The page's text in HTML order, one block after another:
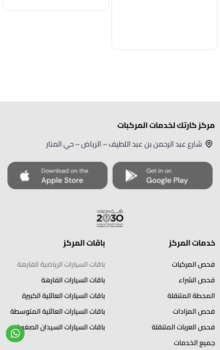
مركز كارتك لخدمات المركبات
شارع عبد الرحمن بن عبد اللطيف – الرياض – حي المنار
خدمات المركز
فحص المركبات
فحص الشراء
المحطة المتنقلة
فحص المزادات
فحص العربات المتنقلة
جميع الخدمات
باقات المركز
باقات السيارات الرياضية الفارهة
باقات السيارات الفارهة
باقات السيارات العائلية الكبيرة
باقات السيارات العائلية المتوسطة
باقات السيارات السيدان الصغيرة